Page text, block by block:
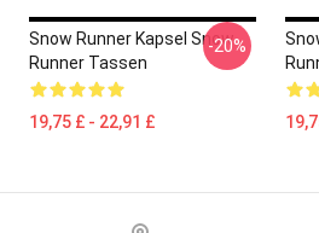
Snow Runner Kapsel Snow
Runner Tassen
19,75 £ - 22,91 £
-20%